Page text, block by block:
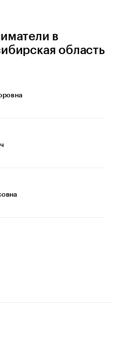
в
область